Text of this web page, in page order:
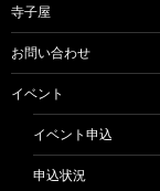
寺子屋
お問い合わせ
イベント
イベント申込
申込状況